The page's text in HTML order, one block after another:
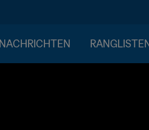
NACHRICHTEN RANGLISTEN